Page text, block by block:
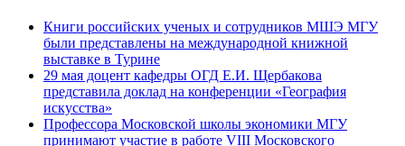
Книги российских ученых и сотрудников МШЭ МГУ
были представлены на международной книжной
выставке в Турине
29 мая доцент кафедры ОГД Е.И. Щербакова
представила доклад на конференции «География
искусства»
Профессора Московской школы экономики МГУ
принимают участие в работе VIII Московского